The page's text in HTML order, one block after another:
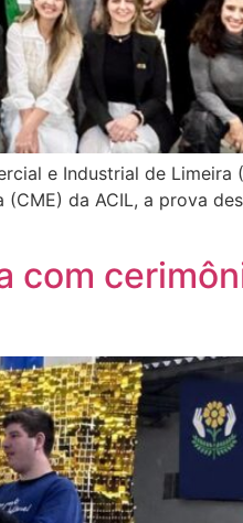
e Industrial de
da ACIL, a prova
com